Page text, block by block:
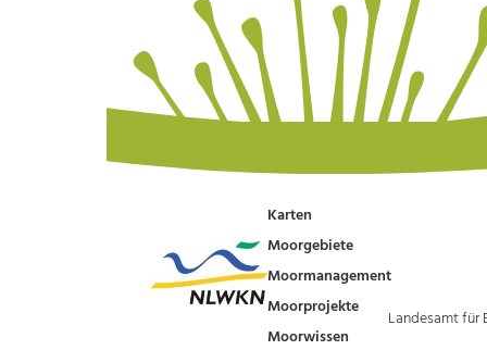
Karten
Moorgebiete
Moormanagement
Moorprojekte
Moorwissen
Landesamt für